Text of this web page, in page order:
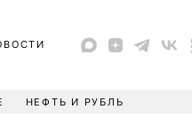
НЕФТЬ И РУБЛЬ